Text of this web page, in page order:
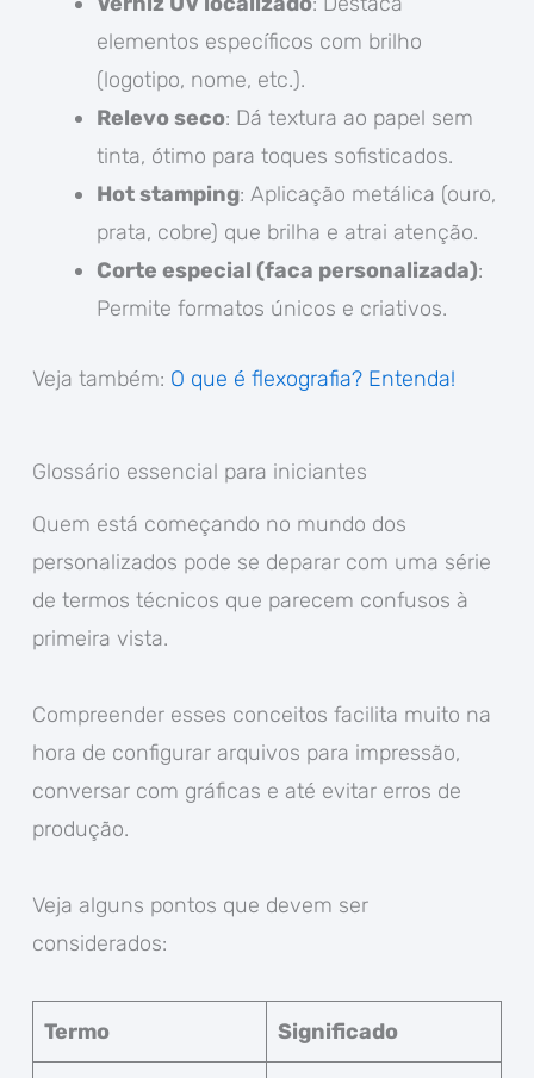
elementos específicos com brilho
(logotipo, nome, etc.).
Relevo seco: Dá textura ao papel sem
tinta, ótimo para toques sofisticados.
Hot stamping: Aplicação metálica (ouro,
prata, cobre) que brilha e atrai atenção.
Corte especial (faca personalizada):
Permite formatos únicos e criativos.
Veja também: O que é flexografia? Entenda!
Glossário essencial para iniciantes
Quem está começando no mundo dos
personalizados pode se deparar com uma série
de termos técnicos que parecem confusos à
primeira vista.
Compreender esses conceitos facilita muito na
hora de configurar arquivos para impressão,
conversar com gráficas e até evitar erros de
produção.
Veja alguns pontos que devem ser
considerados:
Termo Significado